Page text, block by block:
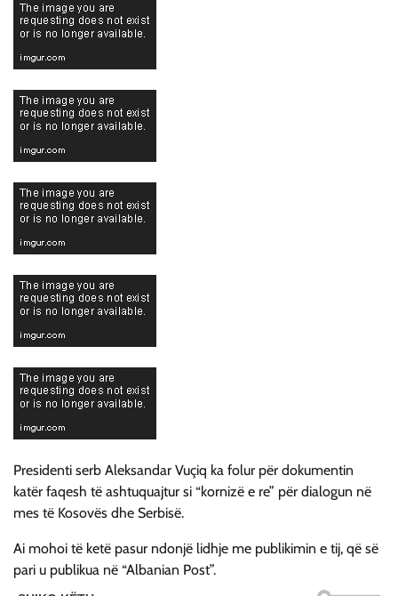
Presidenti serb Aleksandar Vuçiq ka folur për dokumentin
katër faqesh të ashtuquajtur si “kornizë e re” për dialogun në
mes të Kosovës dhe Serbisë.
Ai mohoi të ketë pasur ndonjë lidhje me publikimin e tij, që së
pari u publikua në “Albanian Post”.